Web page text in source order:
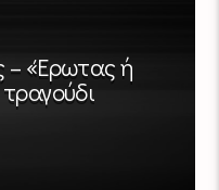
– «Έρωτας ή